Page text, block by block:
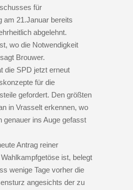
für
am 21.Januar bereits
abgelehnt.
wo die Notwendigkeit
Brouwer.
die SPD jetzt erneut
für die
gefordert. Den größten
in Vrasselt erkennen, wo
genauer ins Auge gefasst
Antrag reiner
ist, belegt
wenige Tage vorher die
angesichts der zu